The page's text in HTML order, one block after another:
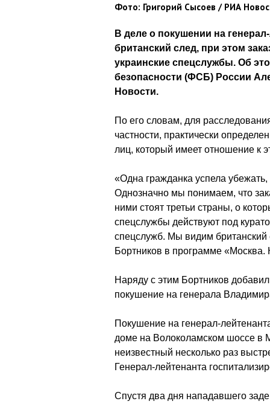
Фото: Григорий Сысоев / РИА
В деле о покушении на
британский след, при этом
украинские спецслужбы. Об
безопасности (ФСБ) России
Новости.
По его словам, для
частности, практически
лиц, который имеет отношение к
«Одна гражданка успела
Однозначно мы понимаем, что
ними стоят третьи страны, о
спецслужбы действуют под
спецслужб. Мы видим
Бортников в программе «Москва.
Наряду с этим Бортников
покушение на генерала
Покушение на генерал-
доме на Волоколамском шоссе в
неизвестный несколько раз
Генерал-лейтенанта
Спустя два дня нападавшего